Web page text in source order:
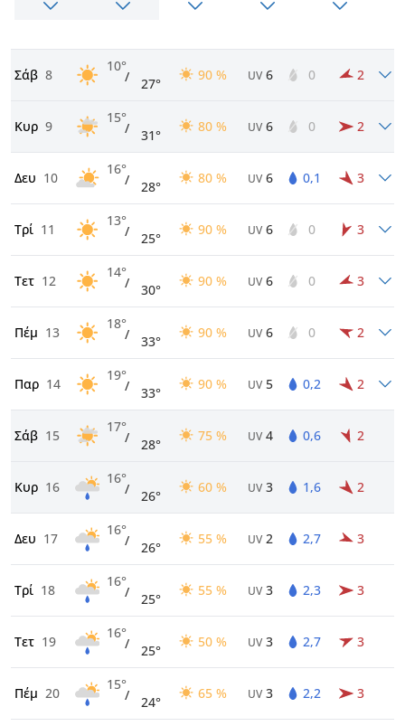
Σάβ 8
10°
/ 27°
90 % UV 6 0 2
Κυρ 9
15°
/ 31°
80 % UV 6 0 2
Δευ 10
16°
/ 28°
80 % UV 6 0,1 3
Τρί 11
13°
/ 25°
90 % UV 6 0 3
Τετ 12
14°
/ 30°
90 % UV 6 0 3
Πέμ 13
18°
/ 33°
90 % UV 6 0 2
Παρ 14
19°
/ 33°
90 % UV 5 0,2 2
Σάβ 15
17°
/ 28°
75 % UV 4 0,6 2
Κυρ 16
16°
/ 26°
60 % UV 3 1,6 2
Δευ 17
16°
/ 26°
55 % UV 2 2,7 3
Τρί 18
16°
/ 25°
55 % UV 3 2,3 3
Τετ 19
16°
/ 25°
50 % UV 3 2,7 3
Πέμ 20
15°
/ 24°
65 % UV 3 2,2 3